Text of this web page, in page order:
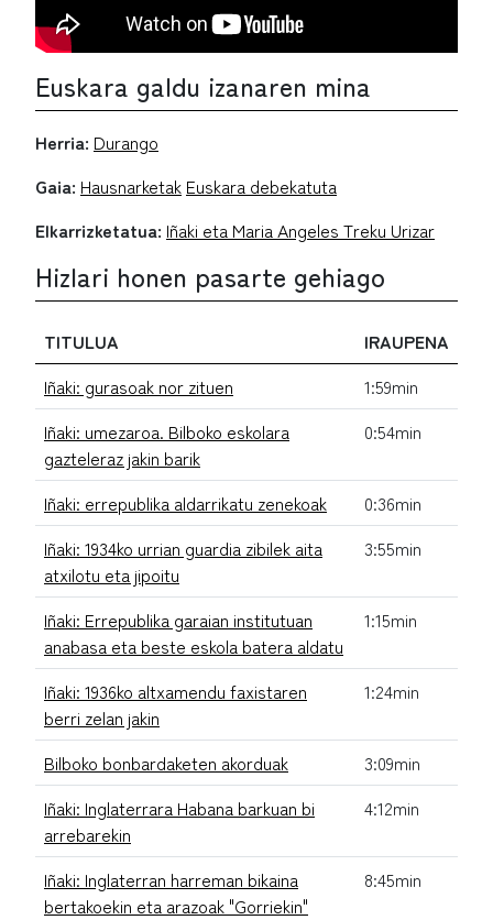
Euskara galdu izanaren mina
Herria: Durango
Gaia: Hausnarketak Euskara debekatuta
Elkarrizketatua: Iñaki eta Maria Angeles Treku Urizar
Hizlari honen pasarte gehiago
TITULUA
IRAUPENA
Iñaki: gurasoak nor zituen
1:59min
Iñaki: umezaroa. Bilboko eskolara
gazteleraz jakin barik
0:54min
Iñaki: errepublika aldarrikatu zenekoak
0:36min
Iñaki: 1934ko urrian guardia zibilek aita
atxilotu eta jipoitu
3:55min
Iñaki: Errepublika garaian institutuan
anabasa eta beste eskola batera aldatu
1:15min
Iñaki: 1936ko altxamendu faxistaren
berri zelan jakin
1:24min
Bilboko bonbardaketen akorduak
3:09min
Iñaki: Inglaterrara Habana barkuan bi
arrebarekin
4:12min
Iñaki: Inglaterran harreman bikaina
bertakoekin eta arazoak "Gorriekin"
8:45min